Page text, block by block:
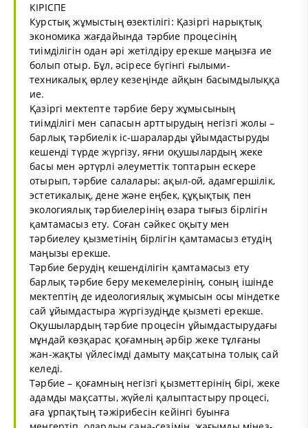
КІРІСПЕ
Курстық жұмыстың өзектілігі: Қазіргі нарықтық
экономика жағдайында тәрбие процесінің
тиімділігін одан әрі жетілдіру ерекше маңызға ие
болып отыр. Бұл, әсіресе бүгінгі ғылыми-
техникалық өрлеу кезеңінде айқын басымдылыққа
ие.
Қазіргі мектепте тәрбие беру жұмысының
тиімділігі мен сапасын арттырудың негізгі жолы –
барлық тәрбиелік іс-шараларды ұйымдастыруды
кешенді түрде жүргізу, яғни оқушылардың жеке
басы мен әртүрлі әлеуметтік топтарын ескере
отырып, тәрбие салалары: ақыл-ой, адамгершілік,
эстетикалық, дене және еңбек, құқықтық пен
экологиялық тәрбиелерінің өзара тығыз бірлігін
қамтамасыз ету. Соған сәйкес оқыту мен
тәрбиелеу қызметінің бірлігін қамтамасыз етудің
маңызы ерекше.
Тәрбие берудің кешенділігін қамтамасыз ету
барлық тәрбие беру мекемелерінің, соның ішінде
мектептің де идеологиялық жұмысын осы міндетке
сай ұйымдастыра жүргізудіңде қызметі ерекше.
Оқушылардың тәрбие процесін ұйымдастырудағы
мұндай көзқарас қоғамның әрбір жеке тұлғаны
жан-жақты үйлесімді дамыту мақсатына толық сай
келеді.
Тәрбие – қоғамның негізгі қызметтерінің бірі, жеке
адамды мақсатты, жүйелі қалыптастыру процесі,
аға ұрпақтың тәжірибесін кейінгі буынға